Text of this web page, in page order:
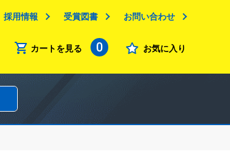
採用情報 受賞図書 お問い合わせ
カートを見る 0 お気に入り